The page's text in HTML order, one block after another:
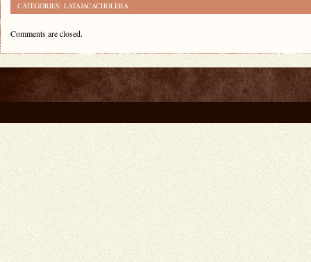
CATEGORIES: LATAJACACHOLERA
Comments are closed.